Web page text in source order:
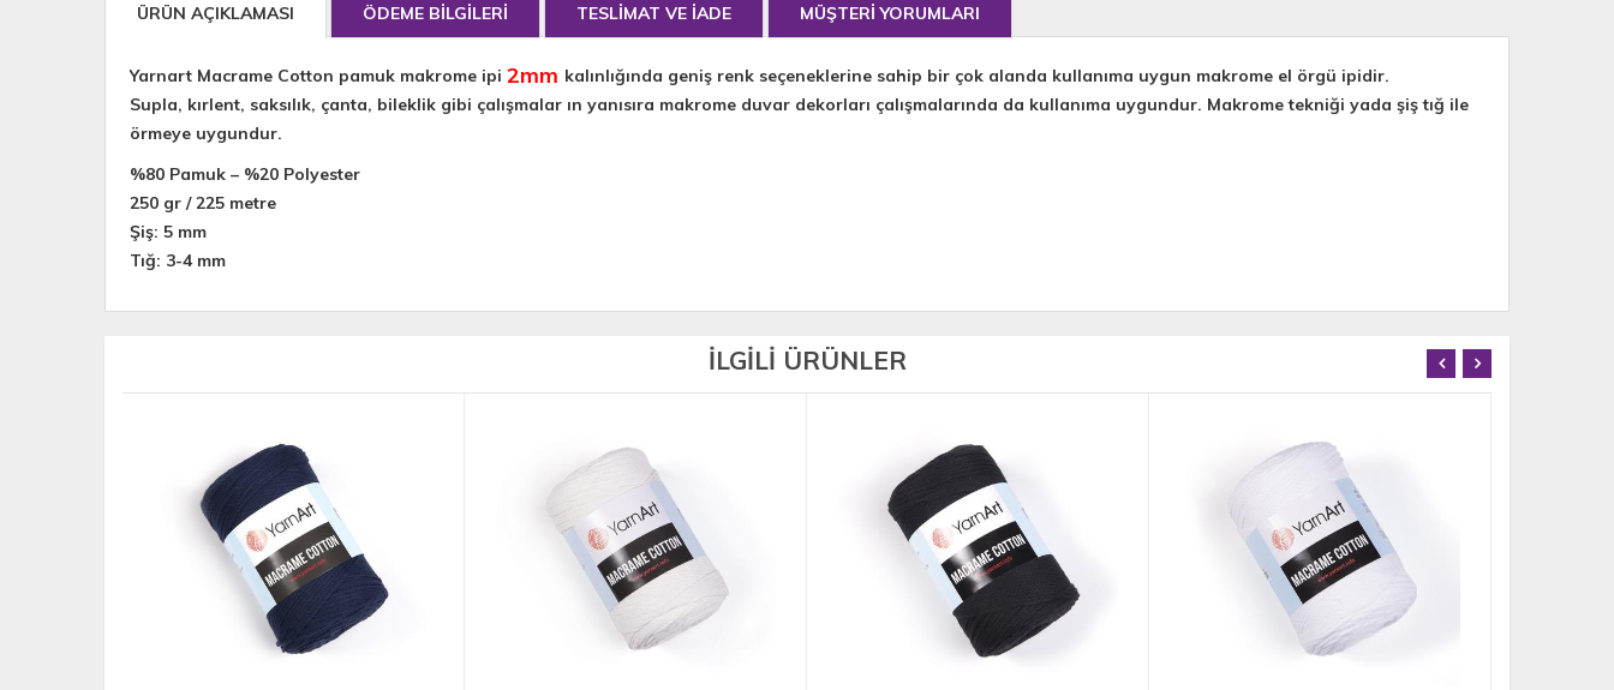
ÜRÜN AÇIKLAMASI ÖDEME BİLGİLERİ TESLİMAT VE İADE MÜŞTERİ YORUMLARI
Yarnart Macrame Cotton pamuk makrome ipi 2mm kalınlığında geniş renk seçeneklerine sahip bir çok alanda kullanıma uygun makrome el örgü ipidir.
Supla, kırlent, saksılık, çanta, bileklik gibi çalışmalar ın yanısıra makrome duvar dekorları çalışmalarında da kullanıma uygundur. Makrome tekniği yada şiş tığ ile
örmeye uygundur.
%80 Pamuk – %20 Polyester
250 gr / 225 metre
Şiş: 5 mm
Tığ: 3-4 mm
İLGİLİ ÜRÜNLER